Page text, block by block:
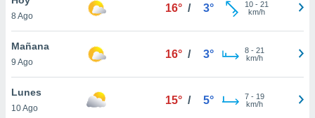
y
en
más
8 Ago
16° / 3° 10- 21
km/h
Mañana
9 Ago
16° / 3° 8- 21
km/h
Lunes
10 Ago
15° / 5° 7- 19
km/h